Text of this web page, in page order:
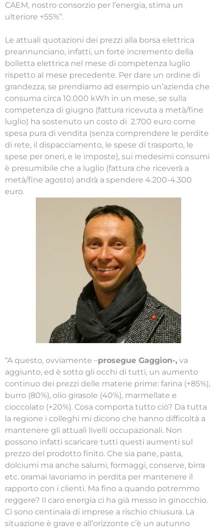
CAEM, nostro consorzio per l’energia, stima un
ulteriore +55%”.
Le attuali quotazioni dei prezzi alla borsa elettrica
preannunciano, infatti, un forte incremento della
bolletta elettrica nel mese di competenza luglio
rispetto al mese precedente. Per dare un ordine di
grandezza, se prendiamo ad esempio un’azienda che
consuma circa 10.000 kWh in un mese, se sulla
competenza di giugno (fattura ricevuta a metà/fine
luglio) ha sostenuto un costo di 2.700 euro come
spesa pura di vendita (senza comprendere le perdite
di rete, il dispacciamento, le spese di trasporto, le
spese per oneri, e le imposte), sui medesimi consumi
è presumibile che a luglio (fattura che riceverà a
metà/fine agosto) andrà a spendere 4.200-4.300
euro.
“A questo, ovviamente –prosegue Gaggion-, va
aggiunto, ed è sotto gli occhi di tutti, un aumento
continuo dei prezzi delle materie prime: farina (+85%),
burro (80%), olio girasole (40%), marmellate e
cioccolato (+20%). Cosa comporta tutto ciò? Da tutta
la regione i colleghi mi dicono che hanno difficoltà a
mantenere gli attuali livelli occupazionali. Non
possono infatti scaricare tutti questi aumenti sul
prezzo del prodotto finito. Che sia pane, pasta,
dolciumi ma anche salumi, formaggi, conserve, birra
etc. oramai lavoriamo in perdita per mantenere il
rapporto con i clienti. Ma fino a quando potremmo
reggere? Il caro energia ci ha già messo in ginocchio.
Ci sono centinaia di imprese a rischio chiusura. La
situazione è grave e all’orizzonte c’è un autunno